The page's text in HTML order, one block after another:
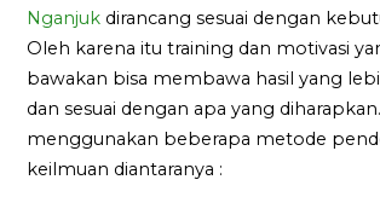
Nganjuk dirancang sesuai dengan
Oleh karena itu training dan motivasi
bawakan bisa membawa hasil yang
dan sesuai dengan apa yang
menggunakan beberapa metode
keilmuan diantaranya :